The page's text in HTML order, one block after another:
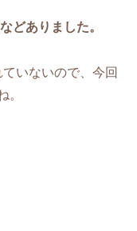
どありました。
いないので、今回
。